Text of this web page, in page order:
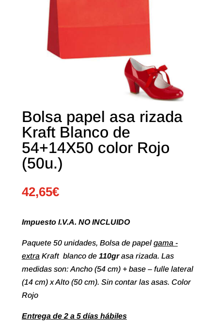
Bolsa papel asa rizada
Kraft Blanco de
54+14X50 color Rojo
(50u.)
42,65€
Impuesto I.V.A. NO INCLUIDO
Paquete 50 unidades, Bolsa de papel gama -
extra Kraft blanco de 110grasa rizada. Las
medidas son: Ancho (54 cm) + base – fulle lateral
(14 cm) x Alto (50 cm). Sin contar las asas. Color
Rojo
Entrega de 2 a 5 días hábiles